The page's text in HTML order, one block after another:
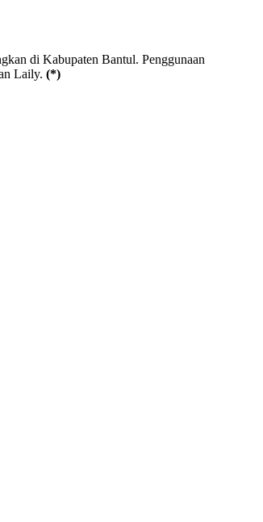
di Kabupaten Bantul. Penggunaan
Laily. (*)